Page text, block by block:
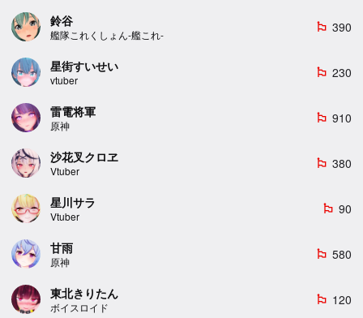
鈴谷
艦隊これくしょん-艦これ-
emoji_flags 390
星街すいせい
vtuber
emoji_flags 230
雷電将軍
原神
emoji_flags 910
沙花叉クロヱ
Vtuber
emoji_flags 380
星川サラ
Vtuber
emoji_flags 90
甘雨
原神
emoji_flags 580
東北きりたん
ボイスロイド
emoji_flags 120